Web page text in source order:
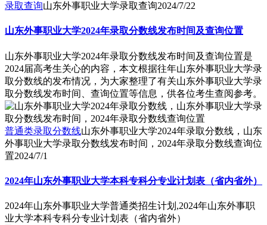
录取查询山东外事职业大学录取查询2024/7/22
山东外事职业大学2024年录取分数线发布时间及查询位置
山东外事职业大学2024年录取分数线发布时间及查询位置是
2024届高考生关心的内容，本文根据往年山东外事职业大学录
取分数线的发布情况，为大家整理了有关山东外事职业大学录
取分数线发布时间、查询位置等信息，供各位考生查阅参考。
普通类录取分数线山东外事职业大学2024年录取分数线，山东
外事职业大学录取分数线发布时间，2024年录取分数线查询位
置2024/7/1
2024年山东外事职业大学本科专科分专业计划表（省内省外）
2024年山东外事职业大学普通类招生计划,2024年山东外事职
业大学本科专科分专业计划表（省内省外）